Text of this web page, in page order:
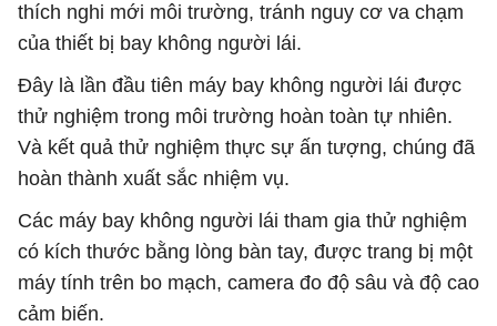
thích nghi mới môi trường, tránh nguy cơ va chạm
của thiết bị bay không người lái.
Đây là lần đầu tiên máy bay không người lái được
thử nghiệm trong môi trường hoàn toàn tự nhiên.
Và kết quả thử nghiệm thực sự ấn tượng, chúng đã
hoàn thành xuất sắc nhiệm vụ.
Các máy bay không người lái tham gia thử nghiệm
có kích thước bằng lòng bàn tay, được trang bị một
máy tính trên bo mạch, camera đo độ sâu và độ cao
cảm biến.